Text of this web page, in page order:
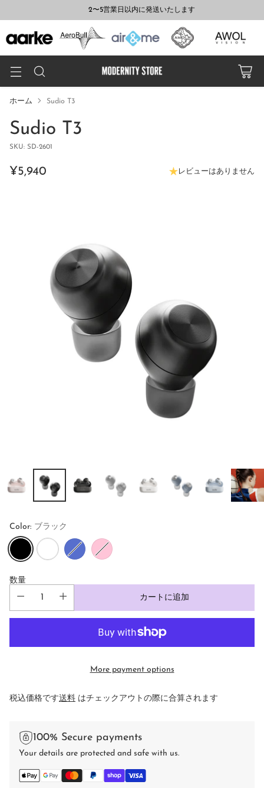
2〜5営業日以内に発送いたします
ホーム Sudio T3
Sudio T3
SKU: SD-2601
¥5,940 レビューはありません
Color: ブラック
数量
カートに追加
More payment options
税込価格です送料 はチェックアウトの際に合算されます
100% Secure payments
Your details are protected and safe with us.